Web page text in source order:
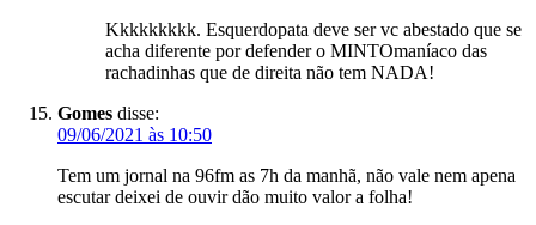
Kkkkkkkkk. Esquerdopata deve ser vc abestado que se
acha diferente por defender o MINTOmaníaco das
rachadinhas que de direita não tem NADA!
Gomes disse:
09/06/2021 às 10:50
Tem um jornal na 96fm as 7h da manhã, não vale nem apena
escutar deixei de ouvir dão muito valor a folha!